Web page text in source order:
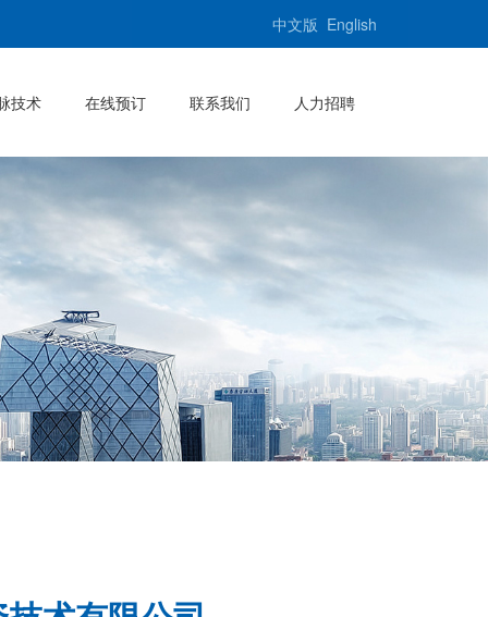
中文版 English
技术 在线预订 联系我们 人力招聘